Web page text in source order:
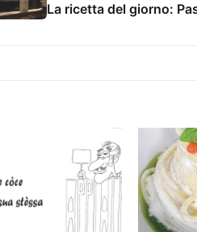
La ricetta del giorno: